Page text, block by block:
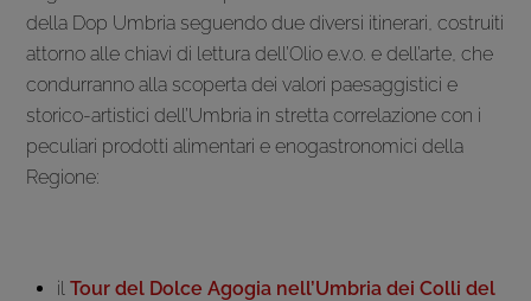
della Dop Umbria seguendo due diversi itinerari, costruiti
attorno alle chiavi di lettura dell’Olio e.v.o. e dell’arte, che
condurranno alla scoperta dei valori paesaggistici e
storico-artistici dell’Umbria in stretta correlazione con i
peculiari prodotti alimentari e enogastronomici della
Regione:
il Tour del Dolce Agogia nell’Umbria dei Colli del